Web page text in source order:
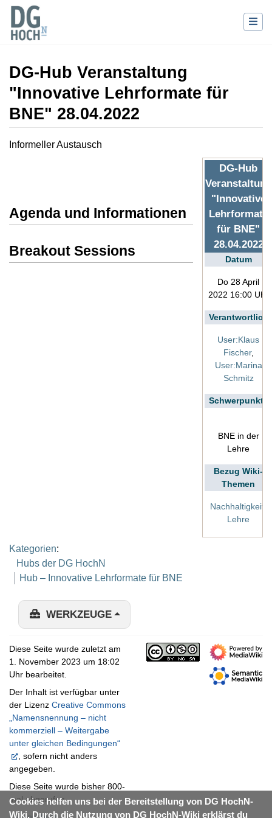
DG-Hub Veranstaltung
"Innovative Lehrformate für
BNE" 28.04.2022
Wechseln zu:Navigation
Informeller Austausch
DG-Hub
Veranstaltung
"Innovative
Lehrformate
für BNE"
28.04.2022
Datum
Do 28 April
2022 16:00 Uhr
Verantwortlich
User:Klaus
Fischer,
User:Marina
Schmitz
Schwerpunkte
BNE in der
Lehre
Bezug Wiki-
Themen
Nachhaltigkeit
Lehre
Agenda und Informationen
Breakout Sessions
Cookies helfen uns bei der Bereitstellung von DG HochN-
Wiki. Durch die Nutzung von DG HochN-Wiki erklärst du
Kategorien:
Hubs der DG HochN
Hub – Innovative Lehrformate für BNE
WERKZEUGE
Diese Seite wurde zuletzt am
1. November 2023 um 18:02
Uhr bearbeitet.
Der Inhalt ist verfügbar unter
der Lizenz Creative Commons
„Namensnennung – nicht
kommerziell – Weitergabe
unter gleichen Bedingungen“
, sofern nicht anders
angegeben.
Diese Seite wurde bisher 800-
mal abgerufen.